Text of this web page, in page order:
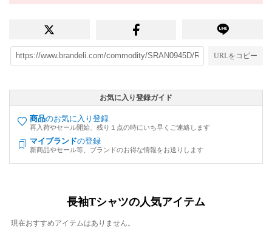
URLをコピー
お気に入り登録ガイド
商品のお気に入り登録
再入荷やセール開始、残り１点の時にいち早くご連絡します
マイブランドの登録
新商品やセール等、ブランドのお得な情報をお送りします
長袖Tシャツの人気アイテム
現在おすすめアイテムはありません。